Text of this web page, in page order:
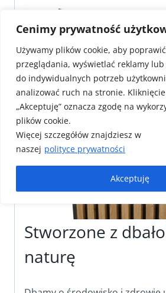
Cenimy prywatność
Używamy plików cookie, aby
przeglądania, wyświetlać reklamy
do indywidualnych potrzeb
analizować ruch na stronie.
„Akceptuję” oznacza zgodę na
plików cookie.
Więcej szczegółów znajdziesz w
naszej polityce prywatności
Akceptuję
Stworzone z
naturę